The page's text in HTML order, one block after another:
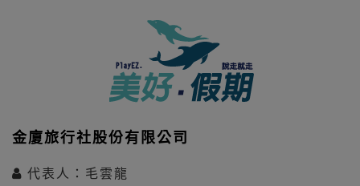
金廈旅行社股份有限公司
代表人：毛雲龍